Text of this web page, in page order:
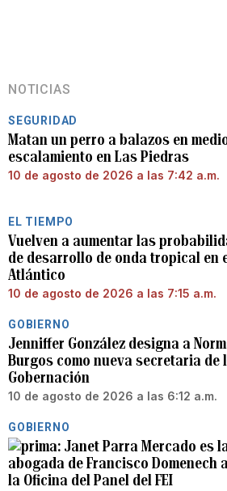
NOTICIAS
SEGURIDAD
Matan un perro a balazos en
escalamiento en Las Piedras
10 de agosto de 2026 a las 7:42 a.m.
EL TIEMPO
Vuelven a aumentar las
de desarrollo de onda tropical en
Atlántico
10 de agosto de 2026 a las 7:15 a.m.
GOBIERNO
Jenniffer González designa a
Burgos como nueva secretaria de
Gobernación
10 de agosto de 2026 a las 6:12 a.m.
GOBIERNO
Janet Parra Mercado es
abogada de Francisco Domenech
la Oficina del Panel del FEI